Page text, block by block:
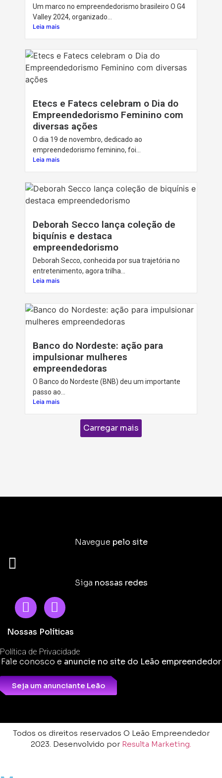
Um marco no empreendedorismo brasileiro O G4
Valley 2024, organizado...
Leia mais
Etecs e Fatecs celebram o Dia do
Empreendedorismo Feminino com
diversas ações
O dia 19 de novembro, dedicado ao
empreendedorismo feminino, foi...
Leia mais
Deborah Secco lança coleção de
biquínis e destaca
empreendedorismo
Deborah Secco, conhecida por sua trajetória no
entretenimento, agora trilha...
Leia mais
Banco do Nordeste: ação para
impulsionar mulheres
empreendedoras
O Banco do Nordeste (BNB) deu um importante
passo ao...
Leia mais
Carregar mais
Navegue pelo site
Siga nossas redes
Nossas Políticas
Política de Privacidade
Fale conosco e anuncie no site do Leão empreendedor
Seja um anunciante Leão
Todos os direitos reservados O Leão Empreendedor
2023. Desenvolvido por Resulta Marketing.